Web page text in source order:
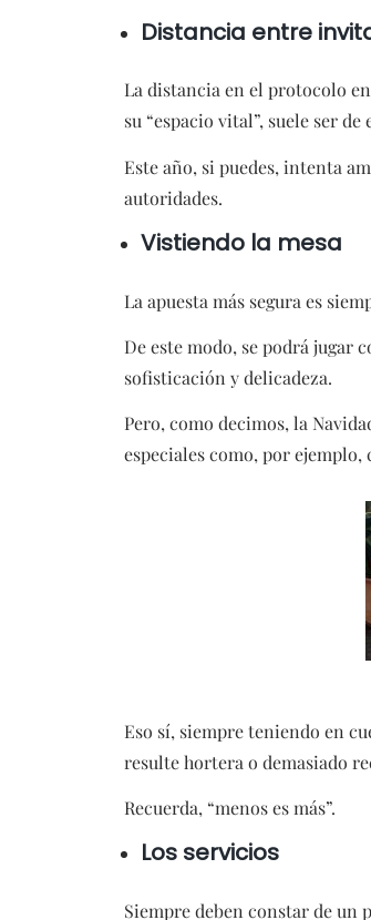
Distancia entre
La distancia en el protocolo
su “espacio vital”, suele ser
Este año, si puedes, intenta
autoridades.
Vistiendo la mesa
La apuesta más segura es
De este modo, se podrá jugar
sofisticación y delicadeza.
Pero, como decimos, la
especiales como, por
Eso sí, siempre teniendo en
resulte hortera o demasiado
Recuerda, “menos es más”.
Los servicios
Siempre deben constar de